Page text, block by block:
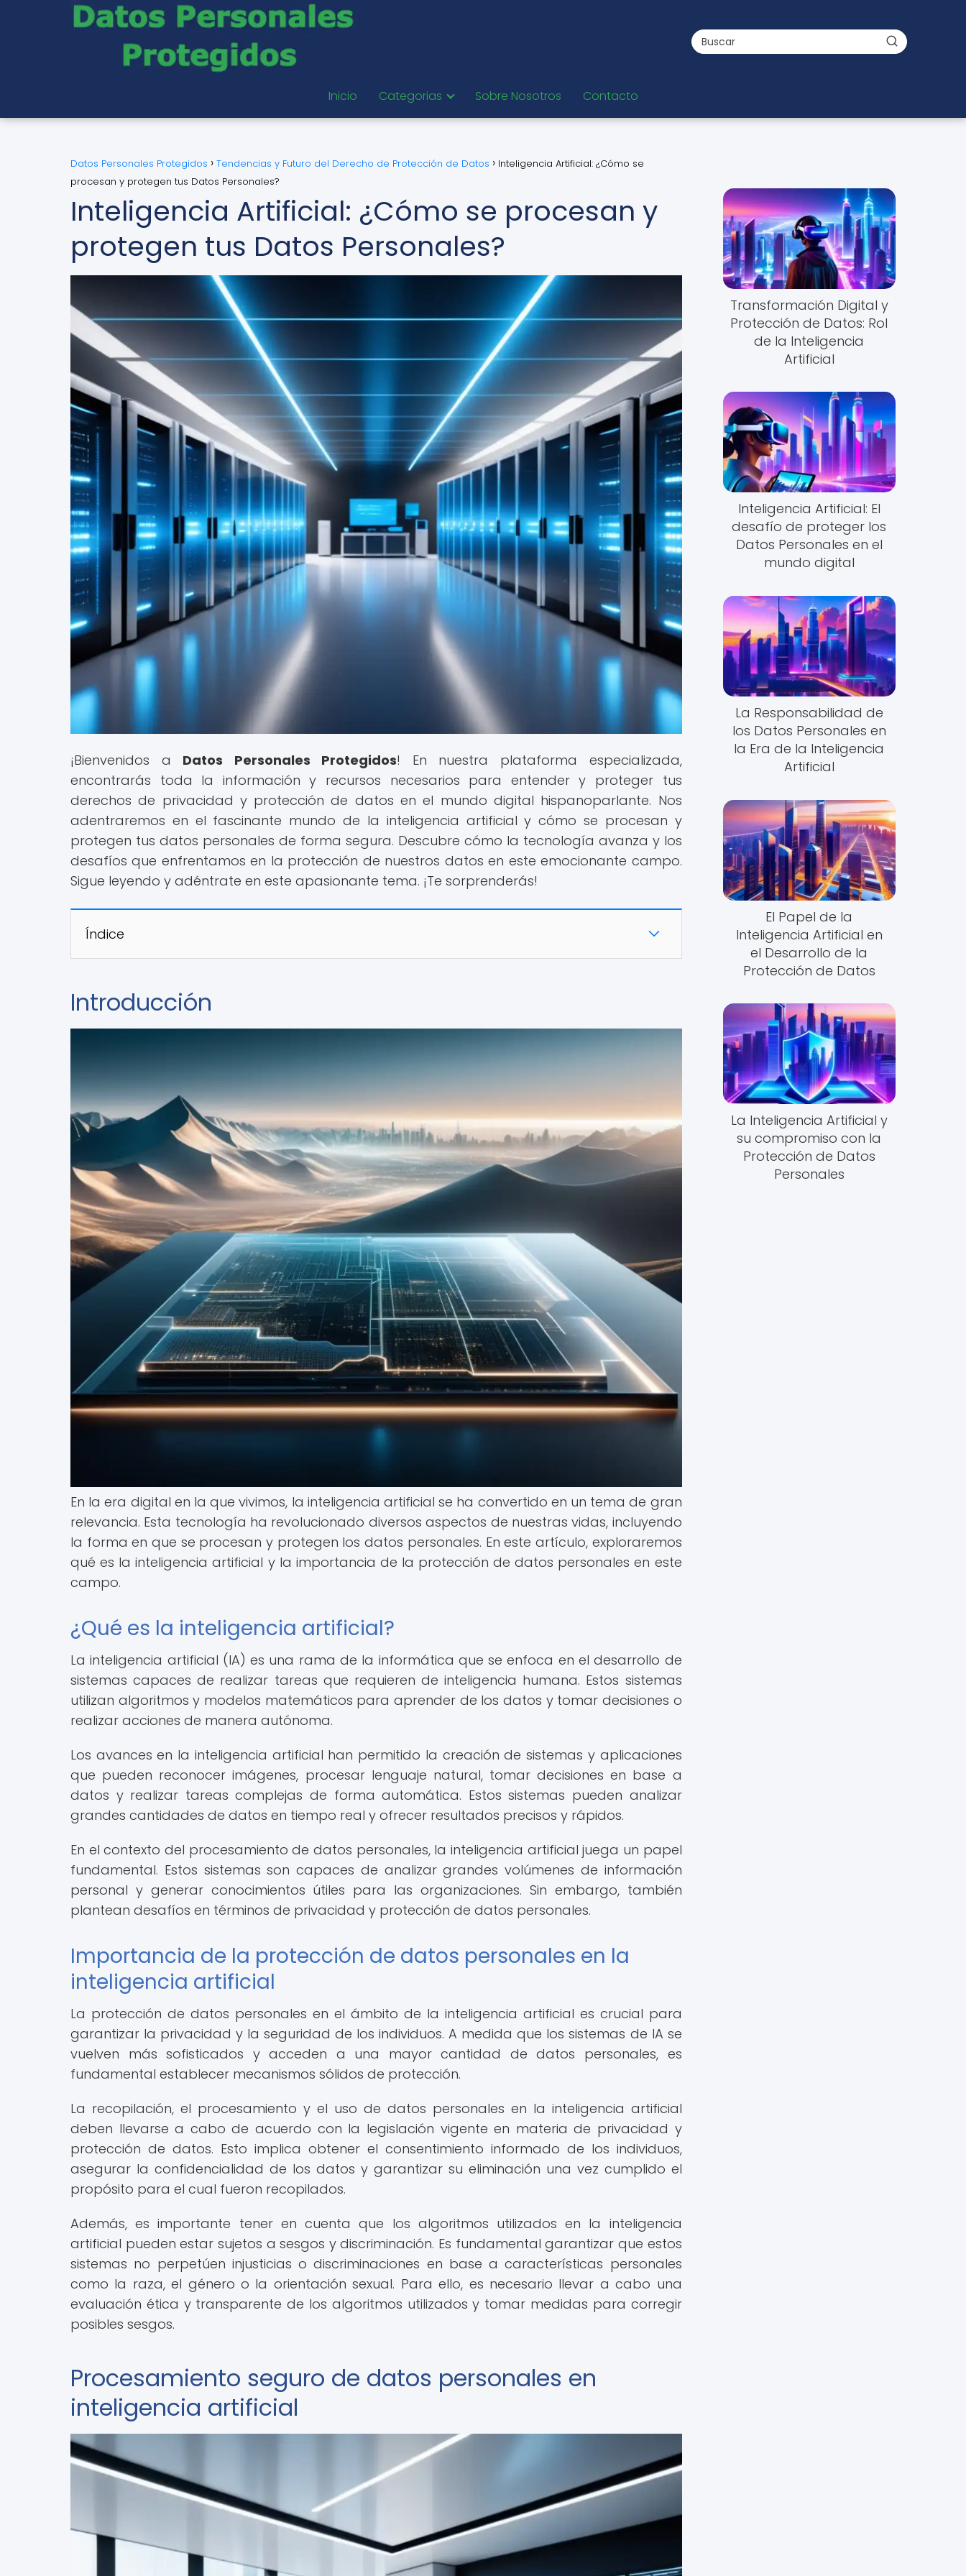
Inicio Categorias Sobre Nosotros Contacto
Datos Personales Protegidos Tendencias y Futuro del Derecho de Protección de Datos
Inteligencia Artificial: ¿Cómo se
procesan y protegen tus Datos Personales?
Inteligencia Artificial: ¿Cómo se procesan y
protegen tus Datos Personales?
¡Bienvenidos a Datos Personales Protegidos! En nuestra plataforma especializada,
encontrarás toda la información y recursos necesarios para entender y proteger tus
derechos de privacidad y protección de datos en el mundo digital hispanoparlante. Nos
adentraremos en el fascinante mundo de la inteligencia artificial y cómo se procesan y
protegen tus datos personales de forma segura. Descubre cómo la tecnología avanza y los
desafíos que enfrentamos en la protección de nuestros datos en este emocionante campo.
Sigue leyendo y adéntrate en este apasionante tema. ¡Te sorprenderás!
Índice
Introducción
En la era digital en la que vivimos, la inteligencia artificial se ha convertido en un tema de gran
relevancia. Esta tecnología ha revolucionado diversos aspectos de nuestras vidas, incluyendo
la forma en que se procesan y protegen los datos personales. En este artículo, exploraremos
qué es la inteligencia artificial y la importancia de la protección de datos personales en este
campo.
¿Qué es la inteligencia artificial?
La inteligencia artificial (IA) es una rama de la informática que se enfoca en el desarrollo de
sistemas capaces de realizar tareas que requieren de inteligencia humana. Estos sistemas
utilizan algoritmos y modelos matemáticos para aprender de los datos y tomar decisiones o
realizar acciones de manera autónoma.
Los avances en la inteligencia artificial han permitido la creación de sistemas y aplicaciones
que pueden reconocer imágenes, procesar lenguaje natural, tomar decisiones en base a
datos y realizar tareas complejas de forma automática. Estos sistemas pueden analizar
grandes cantidades de datos en tiempo real y ofrecer resultados precisos y rápidos.
En el contexto del procesamiento de datos personales, la inteligencia artificial juega un papel
fundamental. Estos sistemas son capaces de analizar grandes volúmenes de información
personal y generar conocimientos útiles para las organizaciones. Sin embargo, también
plantean desafíos en términos de privacidad y protección de datos personales.
Importancia de la protección de datos personales en la
inteligencia artificial
La protección de datos personales en el ámbito de la inteligencia artificial es crucial para
garantizar la privacidad y la seguridad de los individuos. A medida que los sistemas de IA se
vuelven más sofisticados y acceden a una mayor cantidad de datos personales, es
fundamental establecer mecanismos sólidos de protección.
La recopilación, el procesamiento y el uso de datos personales en la inteligencia artificial
deben llevarse a cabo de acuerdo con la legislación vigente en materia de privacidad y
protección de datos. Esto implica obtener el consentimiento informado de los individuos,
asegurar la confidencialidad de los datos y garantizar su eliminación una vez cumplido el
propósito para el cual fueron recopilados.
Además, es importante tener en cuenta que los algoritmos utilizados en la inteligencia
artificial pueden estar sujetos a sesgos y discriminación. Es fundamental garantizar que estos
sistemas no perpetúen injusticias o discriminaciones en base a características personales
como la raza, el género o la orientación sexual. Para ello, es necesario llevar a cabo una
evaluación ética y transparente de los algoritmos utilizados y tomar medidas para corregir
posibles sesgos.
Procesamiento seguro de datos personales en
inteligencia artificial
Transformación Digital y
Protección de Datos: Rol
de la Inteligencia
Artificial
Inteligencia Artificial: El
desafío de proteger los
Datos Personales en el
mundo digital
La Responsabilidad de
los Datos Personales en
la Era de la Inteligencia
Artificial
El Papel de la
Inteligencia Artificial en
el Desarrollo de la
Protección de Datos
La Inteligencia Artificial y
su compromiso con la
Protección de Datos
Personales